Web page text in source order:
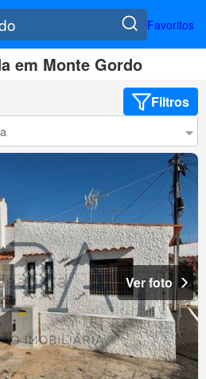
Favoritos
em Monte Gordo
Filtros
Ver foto